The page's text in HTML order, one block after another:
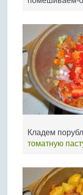
Кладем
томатную